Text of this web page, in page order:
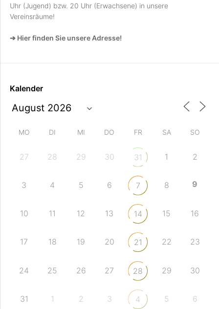
Uhr (Jugend) bzw. 20 Uhr (Erwachsene) in unsere
Vereinsräume!
➔ Hier finden Sie unsere Adresse!
Kalender
MO DI MI DO FR SA SO
27 28 29 30 31 1 2
3 4 5 6 7 8 9
10 11 12 13 14 15 16
17 18 19 20 21 22 23
24 25 26 27 28 29 30
31 1 2 3 4 5 6